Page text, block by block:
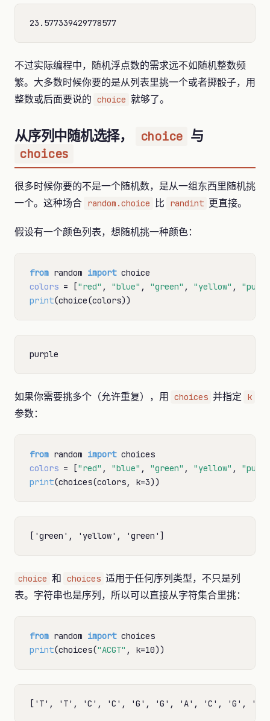
不过实际编程中，随机浮点数的需求远不如随机整数频
繁。大多数时候你要的是从列表里挑一个或者掷骰子，用
整数或后面要说的 choice 就够了。
从序列中随机选择， choice 与
choices
很多时候你要的不是一个随机数，是从一组东西里随机挑
一个。这种场合 random.choice 比 randint 更直接。
假设有一个颜色列表，想随机挑一种颜色：
from random import
colors = ["red" , "blue" , "green" , "yellow" ,
print
如果你需要挑多个（允许重复），用 choices 并指定 k
参数：
from random import
colors = ["red" , "blue" , "green" , "yellow" ,
print(choices(colors, k=
choice 和 choices 适用于任何序列类型，不只是列
表。字符串也是序列，所以可以直接从字符集合里挑：
from random import
print(choices("ACGT" , k=